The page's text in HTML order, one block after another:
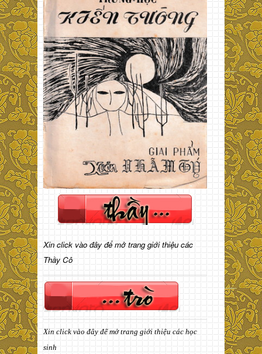
Xin click vào đây để mở trang giới thiệu các
Thầy Cô
Xin click vào đây để mở trang giới thiệu các học
sinh